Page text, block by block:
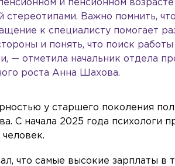
и пенсионном
стереотипами. Важно помнить,
к специалисту помогает
и понять, что поиск
— отметила начальник отдела
роста Анна Шахова.
у старшего поколения
С начала 2025 года психологи
человек.
что самые высокие зарплаты в